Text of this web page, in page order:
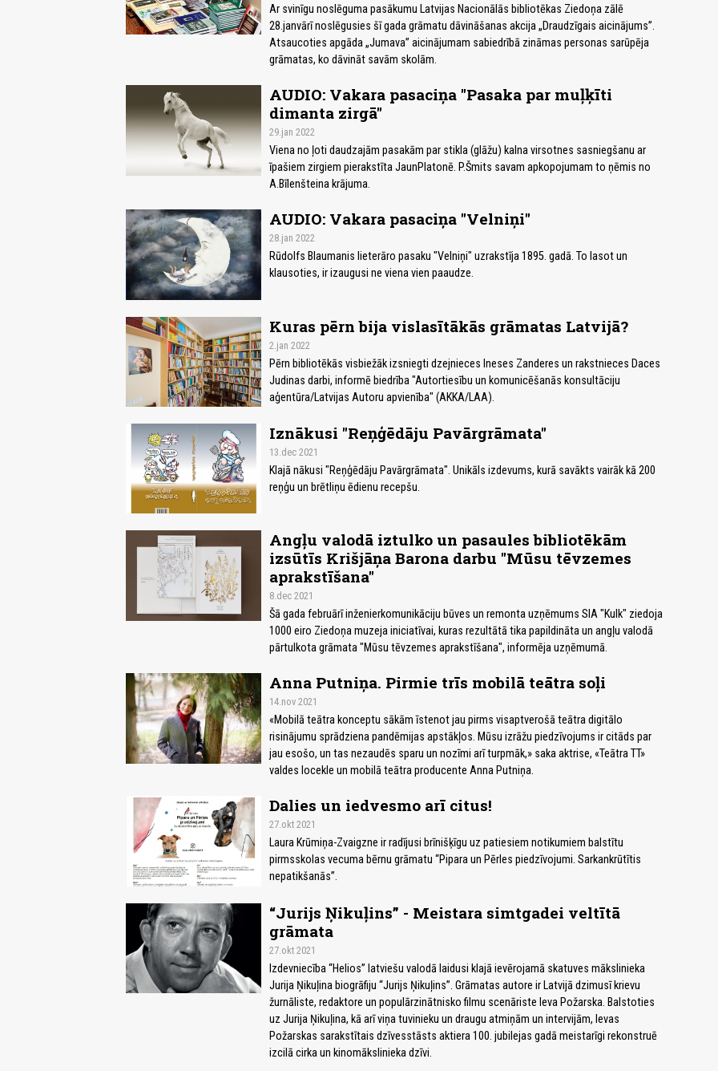
Ar svinīgu noslēguma pasākumu Latvijas Nacionālās bibliotēkas Ziedoņa zālē
28.janvārī noslēgusies šī gada grāmatu dāvināšanas akcija „Draudzīgais aicinājums”.
Atsaucoties apgāda „Jumava” aicinājumam sabiedrībā zināmas personas sarūpēja
grāmatas, ko dāvināt savām skolām.
AUDIO: Vakara pasaciņa "Pasaka par muļķīti
dimanta zirgā"
29.jan 2022
Viena no ļoti daudzajām pasakām par stikla (glāžu) kalna virsotnes sasniegšanu ar
īpašiem zirgiem pierakstīta JaunPlatonē. P.Šmits savam apkopojumam to ņēmis no
A.Bīlenšteina krājuma.
AUDIO: Vakara pasaciņa "Velniņi"
28.jan 2022
Rūdolfs Blaumanis lieterāro pasaku "Velniņi" uzrakstīja 1895. gadā. To lasot un
klausoties, ir izaugusi ne viena vien paaudze.
Kuras pērn bija vislasītākās grāmatas Latvijā?
2.jan 2022
Pērn bibliotēkās visbiežāk izsniegti dzejnieces Ineses Zanderes un rakstnieces Daces
Judinas darbi, informē biedrība "Autortiesību un komunicēšanās konsultāciju
aģentūra/Latvijas Autoru apvienība" (AKKA/LAA).
Iznākusi "Reņģēdāju Pavārgrāmata"
13.dec 2021
Klajā nākusi "Reņģēdāju Pavārgrāmata". Unikāls izdevums, kurā savākts vairāk kā 200
reņģu un brētliņu ēdienu recepšu.
Angļu valodā iztulko un pasaules bibliotēkām
izsūtīs Krišjāņa Barona darbu "Mūsu tēvzemes
aprakstīšana"
8.dec 2021
Šā gada februārī inženierkomunikāciju būves un remonta uzņēmums SIA "Kulk" ziedoja
1000 eiro Ziedoņa muzeja iniciatīvai, kuras rezultātā tika papildināta un angļu valodā
pārtulkota grāmata "Mūsu tēvzemes aprakstīšana", informēja uzņēmumā.
Anna Putniņa. Pirmie trīs mobilā teātra soļi
14.nov 2021
«Mobilā teātra konceptu sākām īstenot jau pirms visaptverošā teātra digitālo
risinājumu sprādziena pandēmijas apstākļos. Mūsu izrāžu piedzīvojums ir citāds par
jau esošo, un tas nezaudēs sparu un nozīmi arī turpmāk,» saka aktrise, «Teātra TT»
valdes locekle un mobilā teātra producente Anna Putniņa.
Dalies un iedvesmo arī citus!
27.okt 2021
Laura Krūmiņa-Zvaigzne ir radījusi brīnišķīgu uz patiesiem notikumiem balstītu
pirmsskolas vecuma bērnu grāmatu “Pipara un Pērles piedzīvojumi. Sarkankrūtītis
nepatikšanās”.
“Jurijs Ņikuļins” - Meistara simtgadei veltītā
grāmata
27.okt 2021
Izdevniecība “Helios” latviešu valodā laidusi klajā ievērojamā skatuves mākslinieka
Jurija Ņikuļina biogrāfiju “Jurijs Ņikuļins”. Grāmatas autore ir Latvijā dzimusī krievu
žurnāliste, redaktore un populārzinātnisko filmu scenāriste Ieva Požarska. Balstoties
uz Jurija Ņikuļina, kā arī viņa tuvinieku un draugu atmiņām un intervijām, Ievas
Požarskas sarakstītais dzīvesstāsts aktiera 100. jubilejas gadā meistarīgi rekonstruē
izcilā cirka un kinomākslinieka dzīvi.